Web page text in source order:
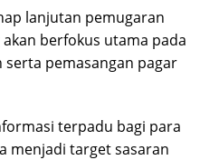
lanjutan pemugaran
berfokus utama pada
serta pemasangan pagar
terpadu bagi para
menjadi target sasaran